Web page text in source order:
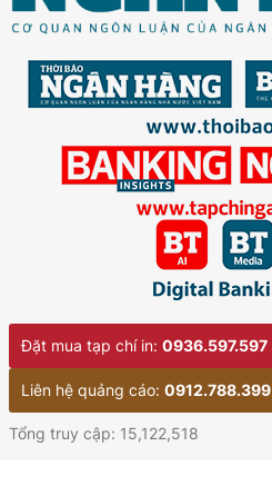
Đặt mua tạp chí in: 0936.597.597
Liên hệ quảng cáo: 0912.788.399
Tổng truy cập: 15,122,518